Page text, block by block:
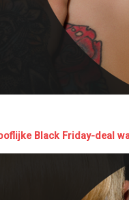
Black Friday-deal